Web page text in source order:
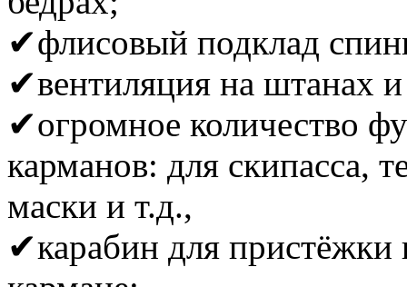
✔флисовый подклад
✔вентиляция на штанах и
✔огромное количество
карманов: для скипасса,
маски и т.д.,
✔карабин для пристёжки